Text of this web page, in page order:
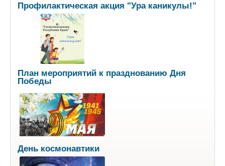
Профилактическая акция "Ура каникулы!"
План мероприятий к празднованию Дня
Победы
День космонавтики